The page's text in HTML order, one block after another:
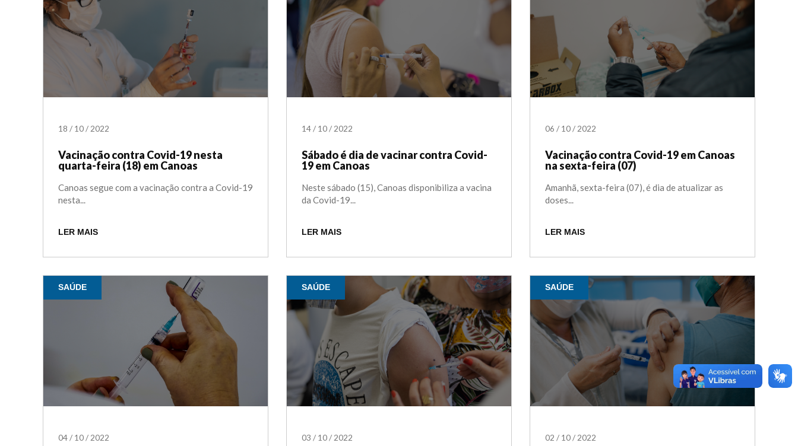
18 / 10/2022
Vacinação contra Covid-19 nesta
quarta-feira (18) em Canoas
Canoas segue com a vacinação contra a Covid-19
nesta...
LER MAIS
14/ 10/2022
Sábado é dia de vacinar contra Covid-
19 em Canoas
Neste sábado (15), Canoas disponibiliza a vacina
da Covid-19...
LER MAIS
06 / 10/2022
Vacinação contra Covid-19 em Canoas
na sexta-feira (07)
Amanhã, sexta-feira (07), é dia de atualizar as
doses...
LER MAIS
SAÚDE
04/ 10/2022
SAÚDE
03 / 10/2022
SAÚDE
02 / 10/2022